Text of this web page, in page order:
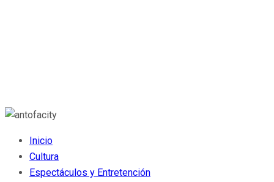
Inicio
Cultura
Espectáculos y Entretención